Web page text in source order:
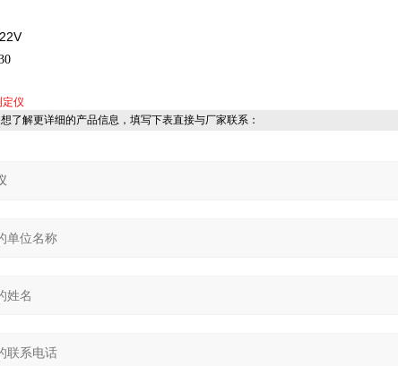
定仪
了解更详细的产品信息，填写下表直接与厂家联系：